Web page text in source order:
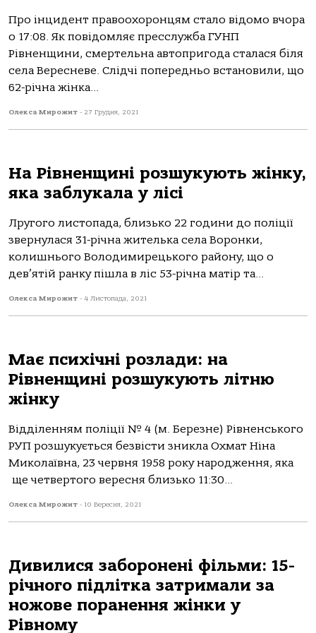
Про інцидент правоохоронцям стало відомо вчора
о 17:08. Як повідомляє пресслужба ГУНП
Рівненщини, смертельна автопригода сталася біля
села Вересневе. Слідчі попередньо встановили, що
62-річна жінка...
Олекса Мирожит - 27 Грудня, 2021
На Рівненщині розшукують жінку,
яка заблукала у лісі
Лругого листопада, близько 22 години до поліції
звернулася 31-річна жителька села Воронки,
колишнього Володимирецького району, що о
дев’ятій ранку пішла в ліс 53-річна матір та...
Олекса Мирожит - 4 Листопада, 2021
Має психічні розлади: на
Рівненщині розшукують літню
жінку
Відділенням поліції № 4 (м. Березне) Рівненського
РУП розшукується безвісти зникла Охмат Ніна
Миколаївна, 23 червня 1958 року народження, яка
ще четвертого вересня близько 11:30...
Олекса Мирожит - 10 Вересня, 2021
Дивилися заборонені фільми: 15-
річного підлітка затримали за
ножове поранення жінки у
Рівному